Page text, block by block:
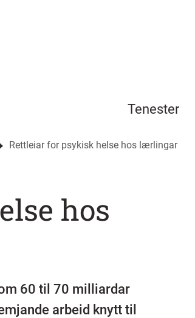
Tenester
Rettleiar for psykisk helse hos lærlingar
hos
60 til 70 milliardar
arbeid knytt til